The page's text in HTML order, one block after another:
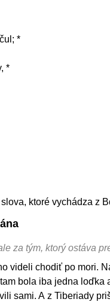
*
*
ktoré vychádza z
za tým, ktorý ostáva
videli chodiť po mori.
bola iba jedna loďka
sami. A z Tiberiady